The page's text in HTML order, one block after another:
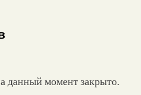
данный момент закрыто.